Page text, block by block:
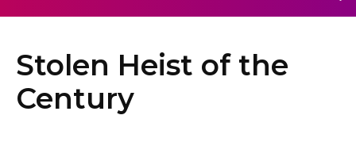
Stolen Heist of the
Century